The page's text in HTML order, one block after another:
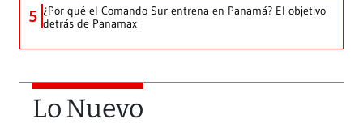
5 ¿Por qué el Comando Sur entrena en Panamá? El objetivo
detrás de Panamax
Lo Nuevo